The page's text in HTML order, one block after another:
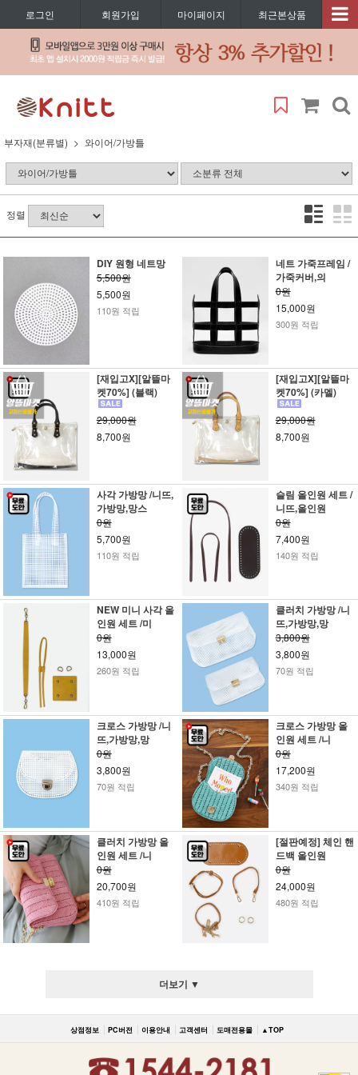
로그인 회원가입 마이페이지 최근본상품
부자재(분류별) 와이어/가방틀
정렬
DIY 원형 네트망
5,500원
5,500원
110원 적립
네트 가죽프레임 /
가죽커버,의
0원
15,000원
300원 적립
[재입고X][알뜰마
켓70%] (블랙)
29,000원
8,700원
[재입고X][알뜰마
켓70%] (카멜)
29,000원
8,700원
사각 가방망 /니뜨,
가방망,망스
0원
5,700원
110원 적립
슬림 올인원 세트 /
니뜨,올인원
0원
7,400원
140원 적립
NEW 미니 사각 올
인원 세트 /미
0원
13,000원
260원 적립
클러치 가방망 /니
뜨,가방망,망
3,800원
3,800원
70원 적립
크로스 가방망 /니
뜨,가방망,망
0원
3,800원
70원 적립
크로스 가방망 올
인원 세트 /니
0원
17,200원
340원 적립
클러치 가방망 올
인원 세트 /니
0원
20,700원
410원 적립
[절판예정] 체인 핸
드백 올인원
0원
24,000원
480원 적립
더보기 ▼
상점정보 PC버전 이용안내 고객센터 도매전용몰 ▲TOP